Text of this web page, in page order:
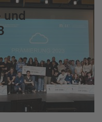
und